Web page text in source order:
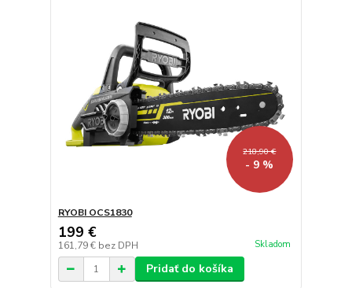
218,90 €
- 9 %
RYOBI OCS1830
199 €
161,79 € bez DPH Skladom
Pridať do košíka